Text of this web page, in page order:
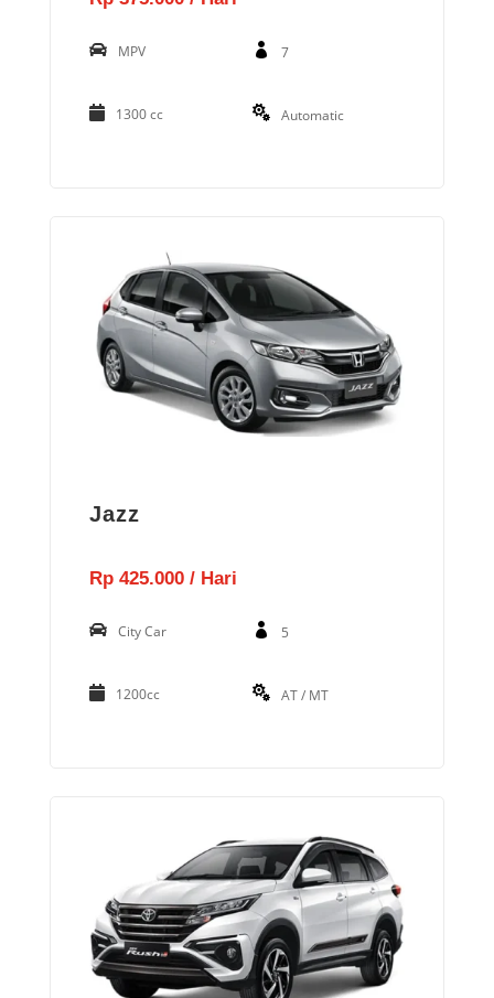
MPV 7
1300 cc Automatic
Jazz
Rp 425.000 / Hari
City Car 5
1200cc AT / MT